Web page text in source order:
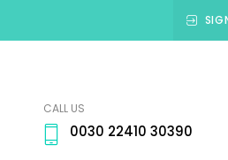
CALL US
0030 22410 30390